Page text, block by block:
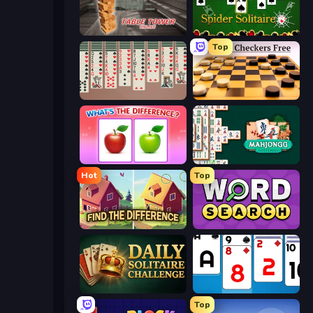
Table Tower Online Spider Solitaire
Spider Solitaire 2 Suits
Top
English Checkers Free
What's The Difference? Mahjongg Solitaire
Hot
Find The Difference
Top
Daily Word Search
Social Solitaire
Top